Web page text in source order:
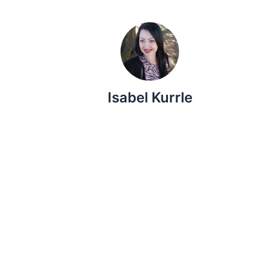
Isabel Kurrle